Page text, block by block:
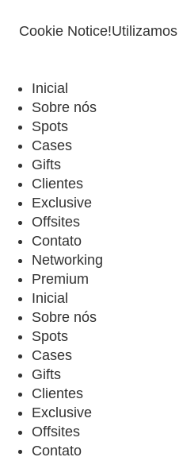
Cookie Notice!
Inicial
Sobre nós
Spots
Cases
Gifts
Clientes
Exclusive
Offsites
Contato
Networking
Premium
Inicial
Sobre nós
Spots
Cases
Gifts
Clientes
Exclusive
Offsites
Contato